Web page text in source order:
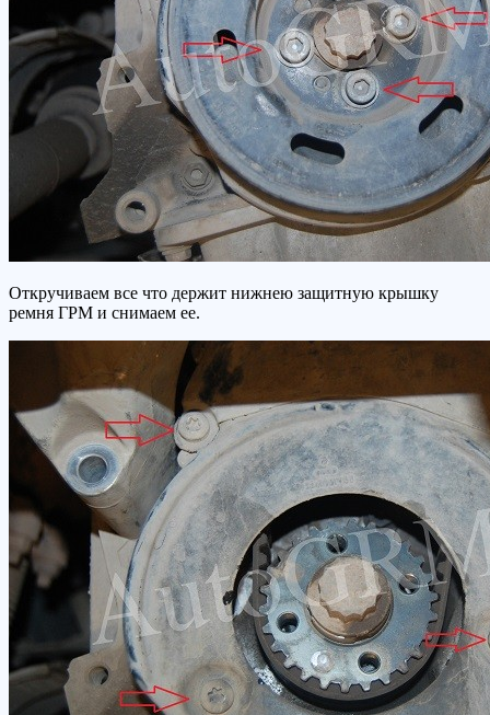
Откручиваем все что держит нижнею защитную крышку
ремня ГРМ и снимаем ее.